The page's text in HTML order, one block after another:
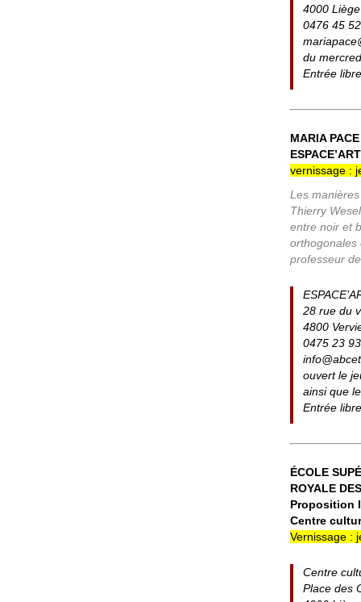
4000 Liège
0476 45
du
Entrée libre
MARIA
vernissage :
Les
Thierry
entre noir et
orthogonales
professeur
28 rue du
4800
0475 23
ouvert le
ainsi que
Entrée libre
ÉCOLE
ROYALE
Proposition
Centre
Vernissage :
Centre
Place des